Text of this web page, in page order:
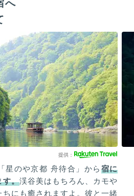
へ
星のや京都 舟待合」から 宿に
す。渓谷美はもちろん、カモや
にも癒されますよ。彼と一緒